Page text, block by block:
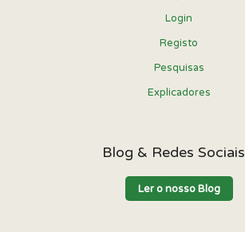
Login
Registo
Pesquisas
Explicadores
Blog & Redes Sociais
Ler o nosso Blog